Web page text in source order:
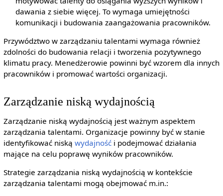
dawania z siebie więcej. To wymaga umiejętności
komunikacji i budowania zaangażowania pracowników.
Przywództwo w zarządzaniu talentami wymaga również
zdolności do budowania relacji i tworzenia pozytywnego
klimatu pracy. Menedżerowie powinni być wzorem dla innych
pracowników i promować wartości organizacji.
Zarządzanie niską wydajnością
Zarządzanie niską wydajnością jest ważnym aspektem
zarządzania talentami. Organizacje powinny być w stanie
identyfikować niską wydajnośći podejmować działania
mające na celu poprawę wyników pracowników.
Strategie zarządzania niską wydajnością w kontekście
zarządzania talentami mogą obejmować m.in.: